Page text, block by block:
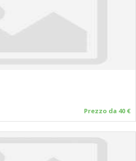
Prezzo da 40 €